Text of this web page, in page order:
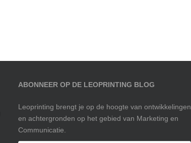
ABONNEER OP DE LEOPRINTING BLOG
Leoprinting brengt je op de hoogte van ontwikkelingen
en achtergronden op het gebied van Marketing en
Communicatie.